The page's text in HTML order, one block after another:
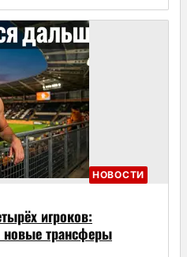
НОВОСТИ
игроков:
трансферы